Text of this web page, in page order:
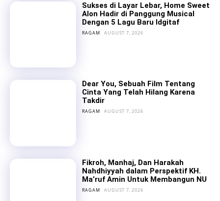
Sukses di Layar Lebar, Home Sweet
Alon Hadir di Panggung Musical
Dengan 5 Lagu Baru Idgitaf
RAGAM AUGUST 7, 2026
Dear You, Sebuah Film Tentang
Cinta Yang Telah Hilang Karena
Takdir
RAGAM AUGUST 7, 2026
Fikroh, Manhaj, Dan Harakah
Nahdhiyyah dalam Perspektif KH.
Ma’ruf Amin Untuk Membangun NU
RAGAM AUGUST 7, 2026